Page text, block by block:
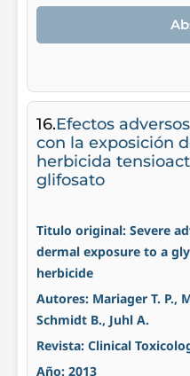
16.Efectos
con la exposición
herbicida
glifosato
Titulo original: Severe
dermal exposure to a
herbicide
Autores: Mariager T. P.,
Schmidt B., Juhl A.
Revista: Clinical
Año: 2013